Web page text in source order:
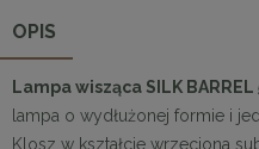
OPIS
Lampa wisząca SILK BARREL
lampa o wydłużonej formie i
Klosz w kształcie wrzeciona